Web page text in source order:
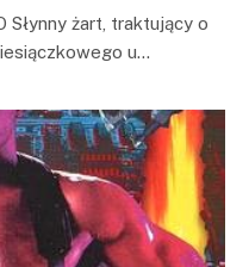
Słynny żart, traktujący o
u…